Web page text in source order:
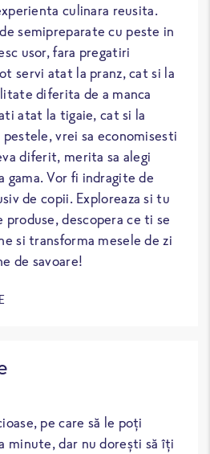
culinara reusita.
semipreparate cu peste in
usor, fara pregatiri
servi atat la pranz, cat si la
diferita de a manca
atat la tigaie, cat si la
vrei sa economisesti
diferit, merita sa alegi
gama. Vor fi indragite de
de copii. Exploreaza si tu
descopera ce ti se
si transforma mesele de zi
de savoare!
pe care să le poți
minute, dar nu dorești să îți